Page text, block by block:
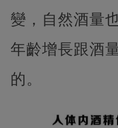
變，自然酒量
年齡增長跟酒
的。